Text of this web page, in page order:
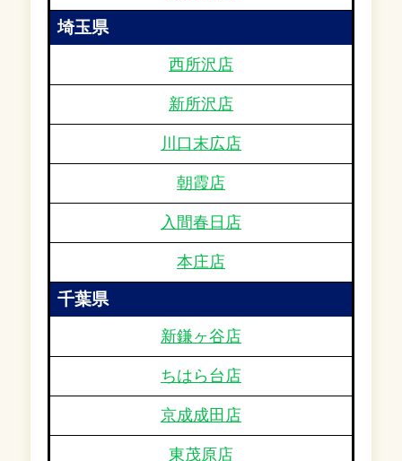
埼玉県
西所沢店
新所沢店
川口末広店
朝霞店
入間春日店
本庄店
千葉県
新鎌ヶ谷店
ちはら台店
京成成田店
東茂原店